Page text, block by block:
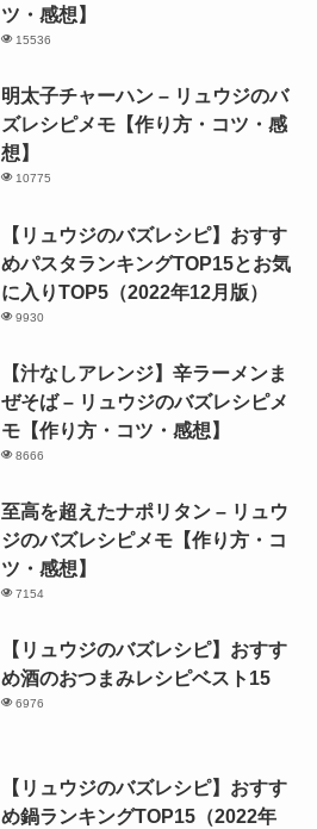
ツ・感想】
15536
明太子チャーハン – リュウジのバ
ズレシピメモ【作り方・コツ・感
想】
10775
【リュウジのバズレシピ】おすす
めパスタランキングTOP15とお気
に入りTOP5（2022年12月版）
9930
【汁なしアレンジ】辛ラーメンま
ぜそば – リュウジのバズレシピメ
モ【作り方・コツ・感想】
8666
至高を超えたナポリタン – リュウ
ジのバズレシピメモ【作り方・コ
ツ・感想】
7154
【リュウジのバズレシピ】おすす
め酒のおつまみレシピベスト15
6976
【リュウジのバズレシピ】おすす
め鍋ランキングTOP15（2022年